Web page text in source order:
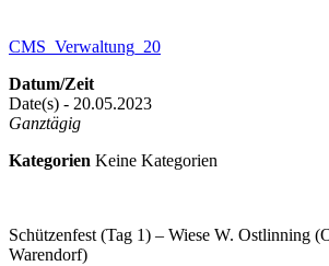
CMS_Verwaltung_20
Datum/Zeit
Date(s) - 20.05.2023
Ganztägig
Kategorien Keine Kategorien
Schützenfest (Tag 1) – Wiese W. Ostlinning
Warendorf)